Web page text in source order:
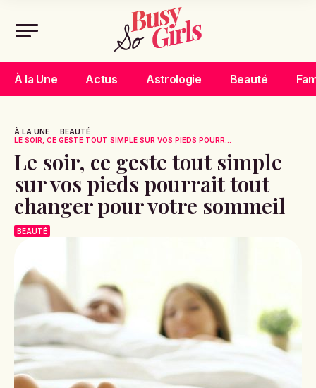
À la Une Actus Astrologie Beauté
À LA UNE
BEAUTÉ
LE SOIR, CE GESTE TOUT SIMPLE SUR VOS PIEDS POURR...
Le soir, ce geste tout simple
sur vos pieds pourrait tout
changer pour votre sommeil
BEAUTÉ